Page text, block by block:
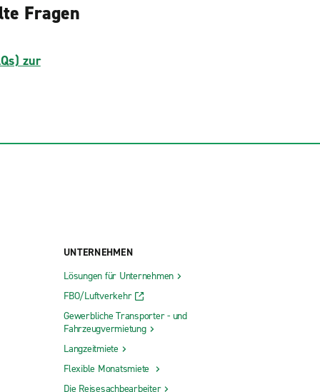
Fragen
zur
UNTERNEHMEN
Lösungen für Unternehmen
FBO/Luftverkehr
Gewerbliche Transporter - und
Fahrzeugvermietung
Langzeitmiete
Flexible Monatsmiete
Die Reisesachbearbeiter